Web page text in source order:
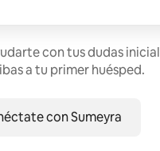
con tus dudas
a tu primer huésped.
con Sumeyra